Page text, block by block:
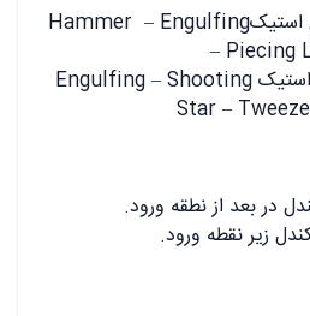
خرید : بالای کندل استیکHammer – Engulfing
– Piecing
فروش : زیر کندل استیک Engulfing – Shooting
Star –
در بعد از نطقه ورود.
زیر نقطه ورود.